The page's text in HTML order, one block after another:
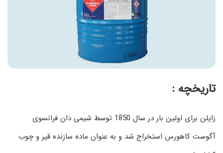
تاریخچه :
زایلن برای اولین بار در سال 1850 توسط شیمی دان فرانسوی
آگوست كاهورس استخراج شد و به عنوان ماده سازنده قیر و چوب